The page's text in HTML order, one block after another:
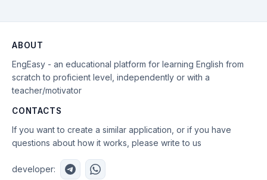
ABOUT
EngEasy - an educational platform for learning English from
scratch to proficient level, independently or with a
teacher/motivator
CONTACTS
If you want to create a similar application, or if you have
questions about how it works, please write to us
developer: